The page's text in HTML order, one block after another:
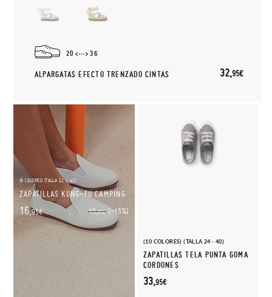
20 36
ALPARGATAS EFECTO TRENZADO CINTAS 32,95€
(9 COLORES) (TALLA 22 - 42)
ZAPATILLAS KUNG-FU CAMPING
19,95€ (-15%)
16,95€
(10 COLORES) (TALLA 24 - 40)
ZAPATILLAS TELA PUNTA GOMA
CORDONES
33,95€